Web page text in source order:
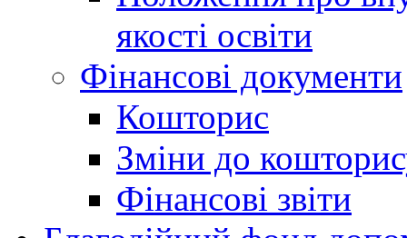
якості освіти
Фінансові документи
Кошторис
Зміни до
Фінансові звіти